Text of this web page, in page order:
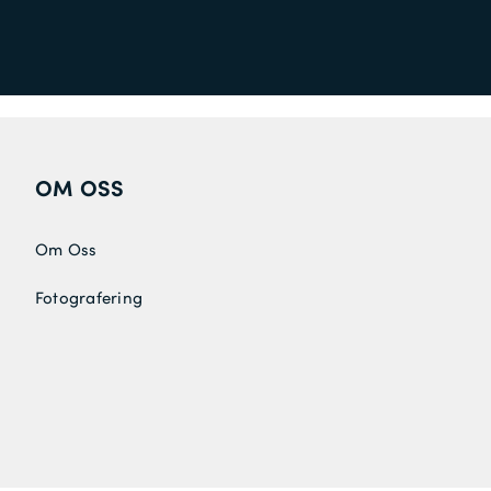
OM OSS
Om Oss
Fotografering